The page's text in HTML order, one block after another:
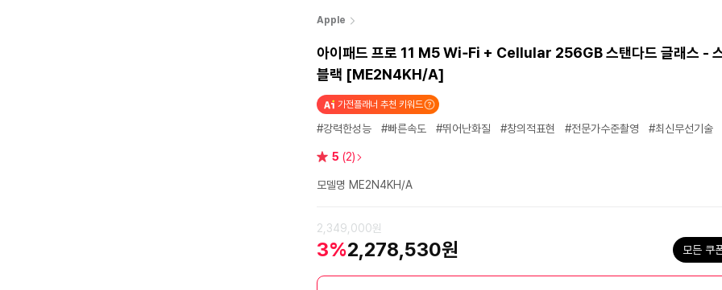
Apple
아이패드 프로 11 M5 Wi‑Fi + Cellular 256GB 스탠다드 글래스 -
블랙 [ME2N4KH/A]
가전플래너 추천 키워드
#강력한성능 #빠른속도 #뛰어난화질 #창의적표현 #전문가수준촬영 #최신무선기술
별 5 (2)
모델명 ME2N4KH/A
2,349,000원
3%2,278,530원 모든 쿠